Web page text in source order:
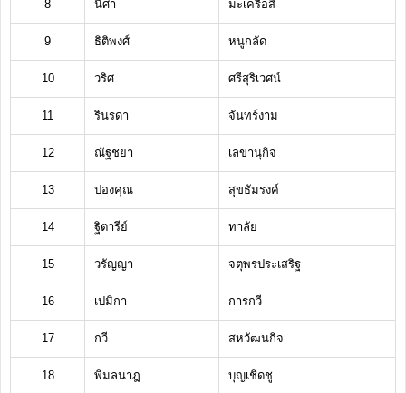
8 นิศา มะเครือสี
9 ธิติพงศ์ หนูกลัด
10 วริศ ศรีสุริเวศน์
11 รินรดา จันทร์งาม
12 ณัฐชยา เลขานุกิจ
13 ปองคุณ สุขธัมรงค์
14 ฐิตารีย์ ทาลัย
15 วรัญญา จตุพรประเสริฐ
16 เปมิกา การกวี
17 กวี สหวัฒนกิจ
18 พิมลนาฎ บุญเชิดชู